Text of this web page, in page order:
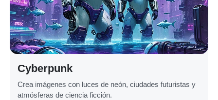
Cyberpunk
Crea imágenes con luces de neón, ciudades futuristas y
atmósferas de ciencia ficción.